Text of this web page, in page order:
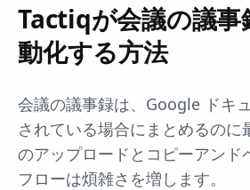
Tactiqが会議の議事
動化する方法
会議の議事録は、Google ドキ
されている場合にまとめるのに
のアップロードとコピーアンド
フローは煩雑さを増します。